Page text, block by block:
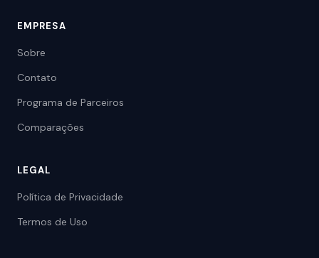
EMPRESA
Sobre
Contato
Programa de Parceiros
Comparações
LEGAL
Política de Privacidade
Termos de Uso